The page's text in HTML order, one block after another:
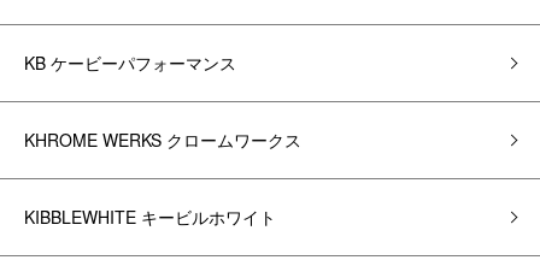
KB ケービーパフォーマンス
KHROME WERKS クロームワークス
KIBBLEWHITE キービルホワイト